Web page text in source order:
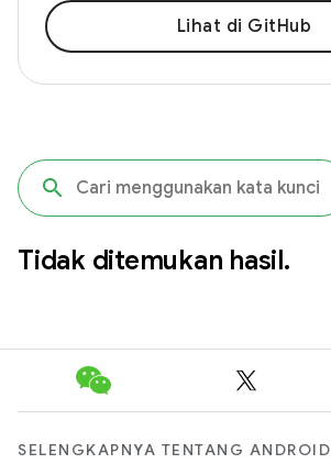
Lihat di GitHub
Tidak ditemukan hasil.
SELENGKAPNYA TENTANG ANDROID